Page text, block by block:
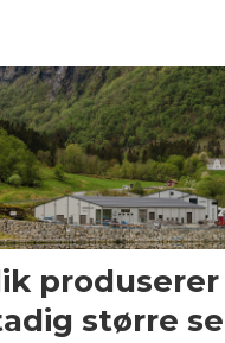
produserer
større